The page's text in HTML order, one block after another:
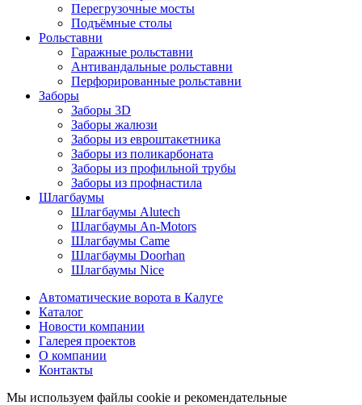
Перегрузочные мосты
Подъёмные столы
Рольставни
Гаражные рольставни
Антивандальные рольставни
Перфорированные рольставни
Заборы
Заборы 3D
Заборы жалюзи
Заборы из евроштакетника
Заборы из поликарбоната
Заборы из профильной трубы
Заборы из профнастила
Шлагбаумы
Шлагбаумы Alutech
Шлагбаумы An-Motors
Шлагбаумы Came
Шлагбаумы Doorhan
Шлагбаумы Nice
Автоматические ворота в Калуге
Каталог
Новости компании
Галерея проектов
О компании
Контакты
Мы используем файлы cookie и рекомендательные